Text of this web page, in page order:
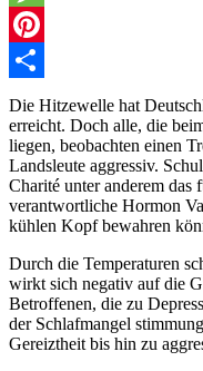
Message
Pinterest
Teilen
Die Hitzewelle hat
erreicht. Doch alle, die
liegen, beobachten einen
Landsleute aggressiv.
Charité unter anderem das
verantwortliche Hormon
kühlen Kopf bewahren
Durch die Temperaturen
wirkt sich negativ auf die
Betroffenen, die zu
der Schlafmangel
Gereiztheit bis hin zu